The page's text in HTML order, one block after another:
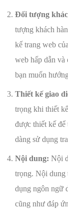
Đối tượng
tượng khách
kế trang web
web hấp dẫn và
bạn muốn
Thiết kế giao
trọng khi thiết
được thiết kế
dàng sử dụng
Nội dung: Nội
trọng. Nội dung
dụng ngôn ngữ
cũng như đáp